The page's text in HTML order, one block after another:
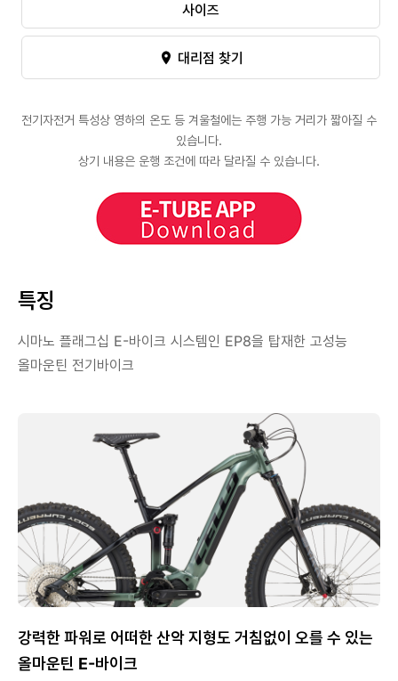
사이즈
대리점 찾기
전기자전거 특성상 영하의 온도 등 겨울철에는 주행 가능 거리가 짧아질 수
있습니다.
상기 내용은 운행 조건에 따라 달라질 수 있습니다.
특징
시마노 플래그십 E-바이크 시스템인 EP8을 탑재한 고성능
올마운틴 전기바이크
강력한 파워로 어떠한 산악 지형도 거침없이 오를 수 있는
올마운틴 E-바이크